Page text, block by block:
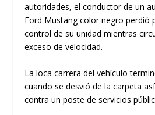
autoridades, el conductor de un
Ford Mustangcolor negro perdió
control de su unidad mientras
exceso de velocidad.
​La loca carrera del vehículo
cuando se desvió de la carpeta
contra unposte de servicios